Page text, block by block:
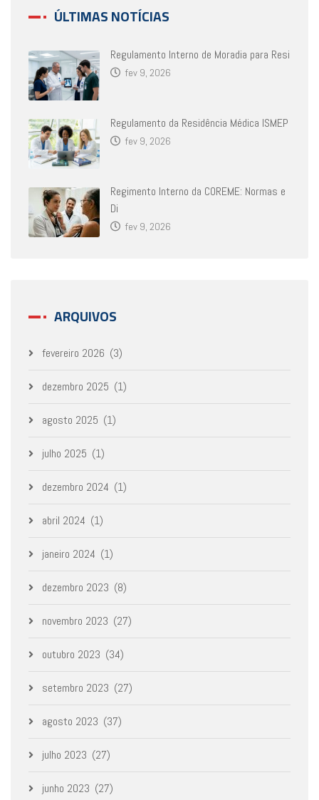
ÚLTIMAS NOTÍCIAS
Regulamento Interno de Moradia para Resi
fev 9, 2026
Regulamento da Residência Médica ISMEP
fev 9, 2026
Regimento Interno da COREME: Normas e
Di
fev 9, 2026
ARQUIVOS
fevereiro 2026 (3)
dezembro 2025 (1)
agosto 2025 (1)
julho 2025 (1)
dezembro 2024 (1)
abril 2024 (1)
janeiro 2024 (1)
dezembro 2023 (8)
novembro 2023 (27)
outubro 2023 (34)
setembro 2023 (27)
agosto 2023 (37)
julho 2023 (27)
junho 2023 (27)